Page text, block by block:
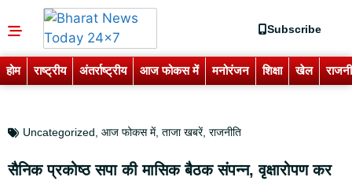
Subscribe
होम राष्ट्रीय अंतर्राष्ट्रीय आज फोकस में मनोरंजन शिक्षा खेल
Uncategorized आज फोकस में, ताजा खबरें, राजनीति
सैनिक प्रकोष्ठ सपा की मासिक बैठक संपन्न, वृक्षारोपण कर